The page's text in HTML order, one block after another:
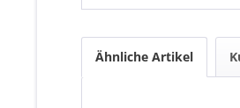
Ähnliche Artikel